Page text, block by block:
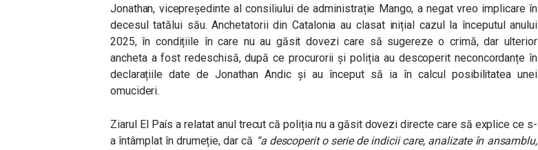
Jonathan, vicepreședinte al consiliului de administrație Mango, a negat vreo implicare în
decesul tatălui său. Anchetatorii din Catalonia au clasat inițial cazul la începutul anului
2025, în condițiile în care nu au găsit dovezi care să sugereze o crimă, dar ulterior
ancheta a fost redeschisă, după ce procurorii și poliția au descoperit neconcordanțe în
declarațiile date de Jonathan Andic și au început să ia în calcul posibilitatea unei
omucideri.
Ziarul El País a relatat anul trecut că poliția nu a găsit dovezi directe care să explice ce s-
a întâmplat în drumeție, dar că “a descoperit o serie de indicii care, analizate în ansamblu,